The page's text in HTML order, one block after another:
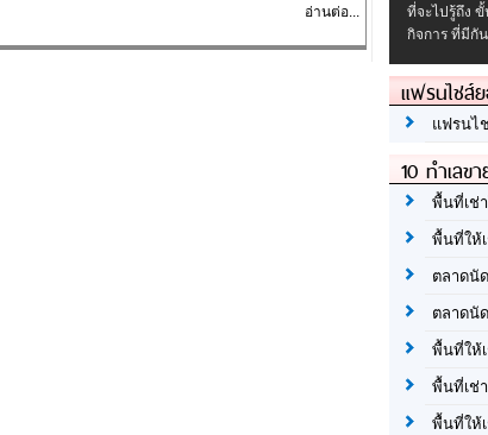
อ่านต่อ...
ที่จะไปรู้ถึง
กิจการ ที่มีกั
แฟรนไชส์
แฟรนไ
10 ทำเลข
พื้นที่เช่
พื้นที่ให้
ตลาดนั
ตลาดนั
พื้นที่ให้
พื้นที่เช่
พื้นที่ให้